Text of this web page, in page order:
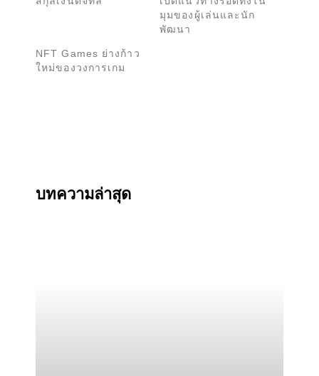
มุมของผู้เล่นและนัก
พัฒนา
NFT Games ย่างก้าว
ใหม่ของวงการเกม
บทความล่าสุด